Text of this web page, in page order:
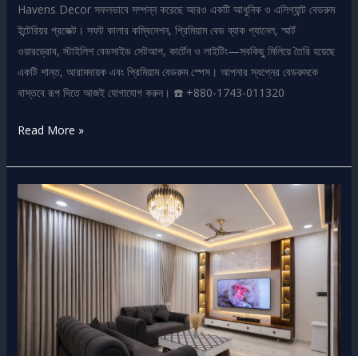
Havens Decor সফলভাবে সম্পন্ন করেছে আরও একটি আধুনিক ও এলিগ্যান্ট বেডরুম
ইন্টেরিয়র প্রজেক্ট। সফট কালার কম্বিনেশন, প্রিমিয়াম বেড ব্যাক প্যানেল, স্মার্ট
ওয়ারড্রোব, স্টাইলিশ বেডসাইড সেটআপ, কার্টেন ও লাইটিং—সবকিছু মিলিয়ে তৈরি হয়েছে
একটি শান্ত, আরামদায়ক এবং প্রিমিয়াম বেডরুম স্পেস। আপনার স্বপ্নের বেডরুমকে
বাস্তবে রূপ দিতে আজই যোগাযোগ করুন। ☎️ +880-1743-011320
Read More »
মডার্ন
লিভিং
রুম
ইন্টেরিয়র